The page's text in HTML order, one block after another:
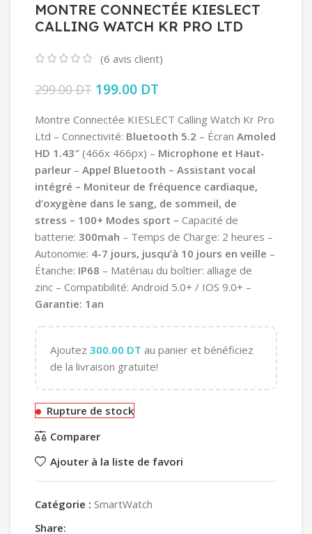
MONTRE CONNECTÉE KIESLECT
CALLING WATCH KR PRO LTD
(6 avis client)
299.00DT Le prix initial était : 299.00 DT.
199.00 DT
Montre Connectée KIESLECT Calling Watch Kr Pro
Ltd – Connectivité: Bluetooth 5.2 – Écran Amoled
HD 1.43″ (466x 466px) – Microphone et Haut-
parleur – Appel Bluetooth – Assistant vocal
intégré – Moniteur de fréquence cardiaque,
d’oxygène dans le sang, de sommeil, de
stress – 100+ Modes sport – Capacité de
batterie: 300mah – Temps de Charge: 2 heures –
Autonomie: 4-7 jours, jusqu’à 10 jours en veille –
Étanche: IP68 – Matériau du boîtier: alliage de
zinc – Compatibilité: Android 5.0+ / IOS 9.0+ –
Garantie: 1an
Ajoutez 300.00 DT au panier et bénéficiez
de la livraison gratuite!
Rupture de stock
Comparer
Ajouter à la liste de favori
Catégorie : SmartWatch
Share: